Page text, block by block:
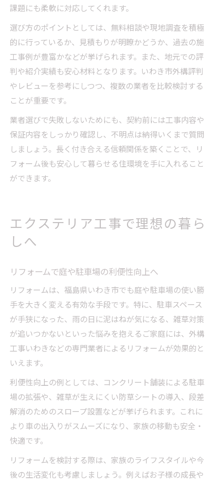
課題にも柔軟に対応してくれます。
選び方のポイントとしては、無料相談や現地調査を積極
的に行っているか、見積もりが明瞭かどうか、過去の施
工事例が豊富かなどが挙げられます。また、地元での評
判や紹介実績も安心材料となります。いわき市外構評判
やレビューを参考にしつつ、複数の業者を比較検討する
ことが重要です。
業者選びで失敗しないためにも、契約前には工事内容や
保証内容をしっかり確認し、不明点は納得いくまで質問
しましょう。長く付き合える信頼関係を築くことで、リ
フォーム後も安心して暮らせる住環境を手に入れること
ができます。
エクステリア工事で理想の暮ら
しへ
リフォームで庭や駐車場の利便性向上へ
リフォームは、福島県いわき市でも庭や駐車場の使い勝
手を大きく変える有効な手段です。特に、駐車スペース
が手狭になった、雨の日に泥はねが気になる、雑草対策
が追いつかないといった悩みを抱えるご家庭には、外構
工事いわきなどの専門業者によるリフォームが効果的と
いえます。
利便性向上の例としては、コンクリート舗装による駐車
場の拡張や、雑草が生えにくい防草シートの導入、段差
解消のためのスロープ設置などが挙げられます。これに
より車の出入りがスムーズになり、家族の移動も安全・
快適です。
リフォームを検討する際は、家族のライフスタイルや今
後の生活変化も考慮しましょう。例えばお子様の成長や